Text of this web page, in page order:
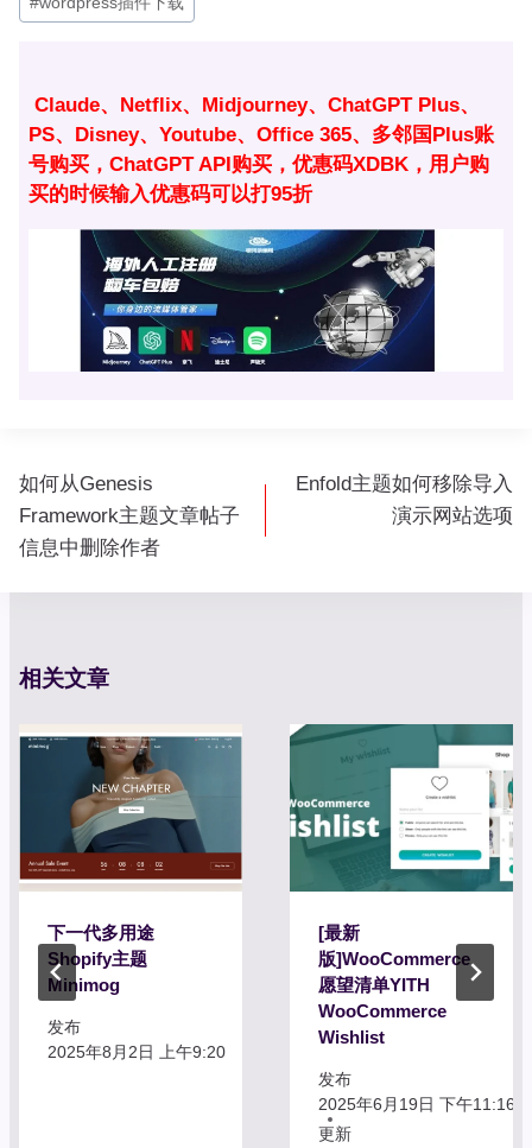
标
Claude、Netflix、Midjourney、ChatGPT Plus、
PS、Disney、Youtube、Office 365、多邻国Plus账
号购买，ChatGPT API购买，优惠码XDBK，用户购
买的时候输入优惠码可以打95折
文
章
导
如何从Genesis
Framework主题文章帖子
信息中删除作者
Enfold主题如何移除导入
演示网站选项
相关文章
下一代多用途
Shopify主题
Minimog
发布
2025年8月2日 上午9:20
[最新
版]WooCommerce
愿望清单YITH
WooCommerce
Wishlist
发布
2025年6月19日 下午11:16
更新